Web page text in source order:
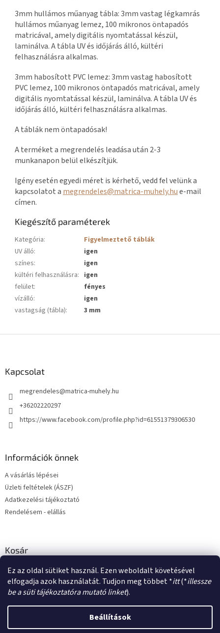
Ez az oldal sütiket használ. Ezen weboldalt követésével
elfogadja azok használatát. Tudjon meg többet *itt(*illessze
be a süti tájékoztatóra mutató linket).
Beállítások
3mm hullámos műanyag tábla: 3mm vastag légkamrás
hullámos műanyag lemez, 100 mikronos öntapadós
matricával, amely digitális nyomtatással készül,
laminálva. A tábla UV és időjárás álló, kültéri
felhasználásra alkalmas.
3mm habosított PVC lemez: 3mm vastag habosított
PVC lemez, 100 mikronos öntapadós matricával, amely
digitális nyomtatással készül, laminálva. A tábla UV és
időjárás álló, kültéri felhasználásra alkalmas.
A táblák nem öntapadósak!
A terméket a megrendelés leadása után 2-3
munkanapon belül elkészítjük.
Igény esetén egyedi méret is kérhető, vedd fel velünk a
kapcsolatot a megrendeles@matrica-muhely.hue-mail
címen.
Kiegészítő paraméterek
Kategória:
Figyelmeztető táblák
UV álló:
igen
színes:
igen
kültéri felhasználásra: igen
felület:
fényes
vízálló:
igen
vastagság (tábla): 3 mm
Kapcsolat
megrendeles@matrica-muhely.hu
+36202220297
https://www.facebook.com/profile.php?id=61551379306530
Információk önnek
A vásárlás lépései
Üzleti feltételek (ÁSZF)
Adatkezelési tájékoztató
Rendelésem - elállás
Kosár
0DB /0 FT